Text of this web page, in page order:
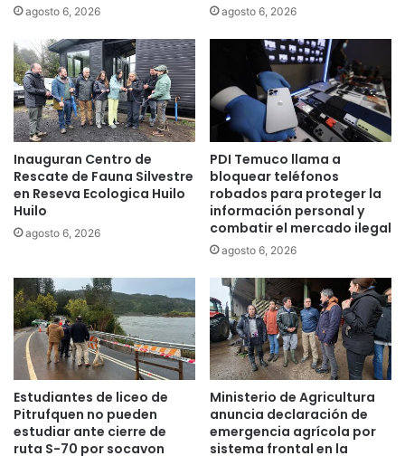
e
e
a
i
n
v
e
s
t
i
g
a
o
p
o
r
c
a
l
a
i
c
a
d
o
e
n
T
e
m
u
o
s
e
d
i
c
a
a
agosto 6, 2026 agosto 6, 2026
Inauguran Centro de
Rescate de Fauna Silvestre
en Reseva Ecologica Huilo
Huilo
agosto 6, 2026
PDI Temuco llama a
bloquear teléfonos
robados para proteger la
información personal y
combatir el mercado ilegal
agosto 6, 2026
Estudiantes de liceo de
Pitrufquen no pueden
estudiar ante cierre de
ruta S-70 por socavon
Ministerio de Agricultura
anuncia declaración de
emergencia agrícola por
sistema frontal en la